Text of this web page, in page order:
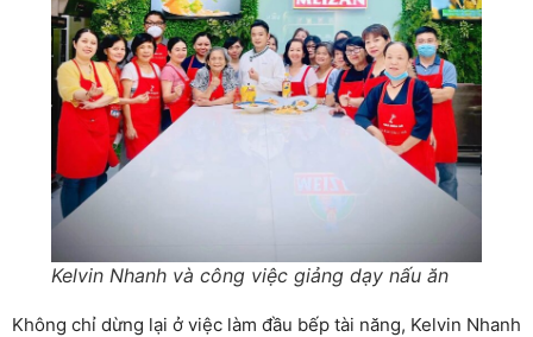
Kelvin Nhanh và công việc giảng dạy nấu ăn
Không chỉ dừng lại ở việc làm đầu bếp tài năng, Kelvin Nhanh